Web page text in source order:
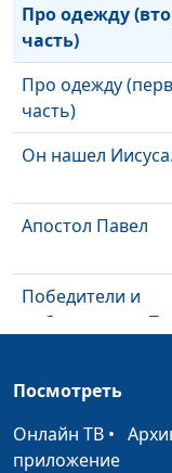
Про одежду
часть)
Про одежду
часть)
Он нашел
Апостол Павел
Победители и
побежденные.
Христос воскрес!
Библии?
Посмотреть
Онлайн ТВ •
приложение